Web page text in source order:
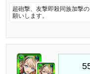
超砲撃、友撃即殺同族加撃
願いします。